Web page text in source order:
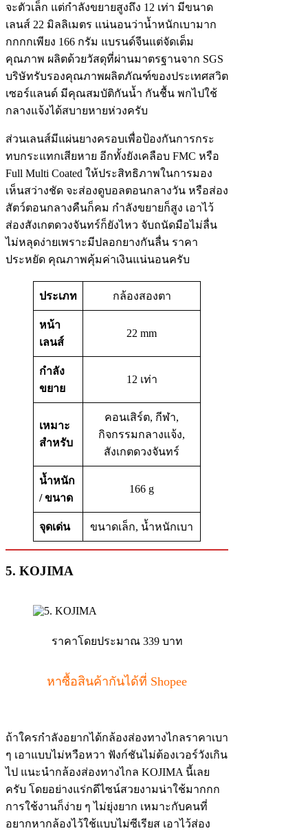
จะตัวเล็ก แต่กำลังขยายสูงถึง 12 เท่า มีขนาด
เลนส์ 22 มิลลิเมตร แน่นอนว่าน้ำหนักเบามาก
กกกกเพียง 166 กรัม แบรนด์จีนแต่จัดเต็ม
คุณภาพ ผลิตด้วยวัสดุที่ผ่านมาตรฐานจาก SGS
บริษัทรับรองคุณภาพผลิตภัณฑ์ของประเทศสวิต
เซอร์แลนด์ มีคุณสมบัติกันน้ำ กันชื้น พกไปใช้
กลางแจ้งได้สบายหายห่วงครับ
ส่วนเลนส์มีแผ่นยางครอบเพื่อป้องกันการกระ
ทบกระแทกเสียหาย อีกทั้งยังเคลือบ FMC หรือ
Full Multi Coated ให้ประสิทธิภาพในการมอง
เห็นสว่างชัด จะส่องดูบอลตอนกลางวัน หรือส่อง
สัตว์ตอนกลางคืนก็คม กำลังขยายก็สูง เอาไว้
ส่องสังเกตดวงจันทร์ก็ยังไหว จับถนัดมือไม่ลื่น
ไม่หลุดง่ายเพราะมีปลอกยางกันลื่น ราคา
ประหยัด คุณภาพคุ้มค่าเงินแน่นอนครับ
ประเภท กล้องสองตา
หน้า
เลนส์
22 mm
กำลัง
ขยาย
12 เท่า
เหมาะ
สำหรับ
คอนเสิร์ต, กีฬา,
กิจกรรมกลางแจ้ง,
สังเกตดวงจันทร์
น้ำหนัก
/ ขนาด
166 g
จุดเด่น ขนาดเล็ก, น้ำหนักเบา
5. KOJIMA
ราคาโดยประมาณ 339 บาท
หาซื้อสินค้ากันได้ที่ Shopee
ถ้าใครกำลังอยากได้กล้องส่องทางไกลราคาเบา
ๆ เอาแบบไม่หวือหวา ฟังก์ชันไม่ต้องเวอร์วังเกิน
ไป แนะนำกล้องส่องทางไกล KOJIMA นี้เลย
ครับ โดยอย่างแร่กดีไซน์สวยงามน่าใช้มากกก
การใช้งานก็ง่าย ๆ ไม่ยุ่งยาก เหมาะกับคนที่
อยากหากล้องไว้ใช้แบบไม่ซีเรียส เอาไว้ส่อง